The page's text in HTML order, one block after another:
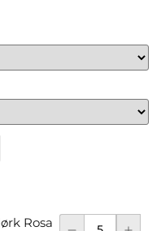
Rosa